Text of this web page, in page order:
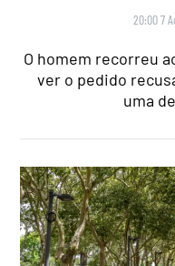
20:00 7
O homem recorreu
ver o pedido
uma